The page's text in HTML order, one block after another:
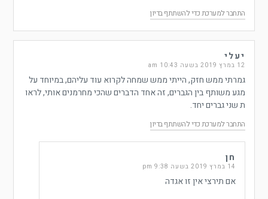
התחבר למערכת כדי להשתתף בדיון
יעלי
12 במרץ 2019 בשעה 10:43 am
גמרתי ממש חזק, הייתי ממש שמחה לקרוא עוד עליהם, במיוחד על
מגע משותף בין הגברים, זה אחד הדברים שהכי מחרמנים אותי, לראו
ת שני גברים יחד.
התחבר למערכת כדי להשתתף בדיון
חן
14 במרץ 2019 בשעה 9:38 pm
אם תירצי אין זו אגדה